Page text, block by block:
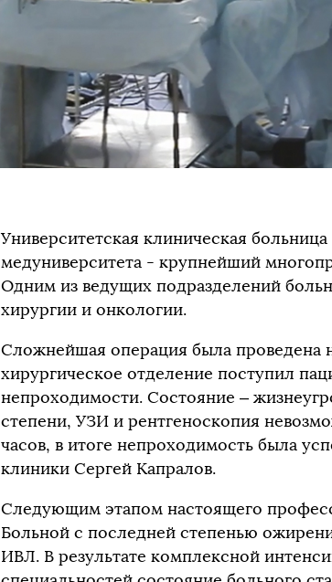
Университетская клиническая
медуниверситета - крупнейший
Одним из ведущих подразделений
хирургии и онкологии.
Сложнейшая операция была проведена
хирургическое отделение поступил
непроходимости. Состояние –
степени, УЗИ и рентгеноскопия
часов, в итоге непроходимость была
клиники Сергей Капралов.
Следующим этапом настоящего
Больной с последней степенью
ИВЛ. В результате комплексной